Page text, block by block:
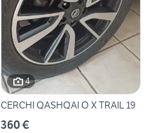
4
CERCHI QASHQAI O X TRAIL 19
360 €